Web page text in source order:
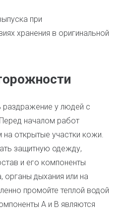
при
хранения в оригинальной
у людей с
началом работ
на открытые участки кожи.
защитную одежду,
и его компоненты
органы дыхания или на
промойте теплой водой
А и В являются